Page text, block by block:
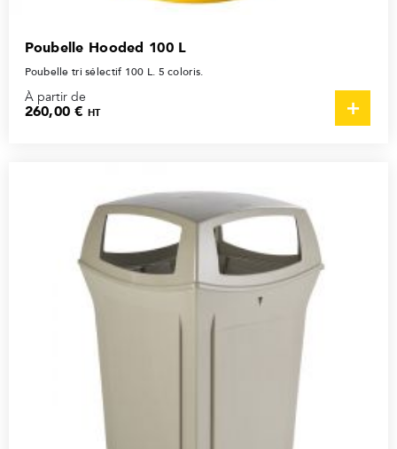
Poubelle Hooded 100 L
Poubelle tri sélectif 100 L. 5 coloris.
À partir de
260,00 €HT